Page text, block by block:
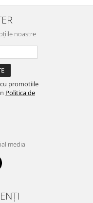
noastre
promotiile
Politica de
media